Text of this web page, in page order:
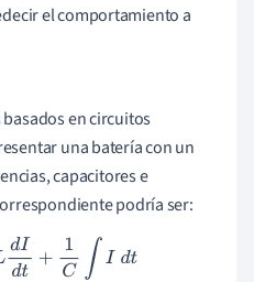
el comportamiento a
en circuitos
una batería con un
capacitores e
podría ser:
dIdt +1C∫Id